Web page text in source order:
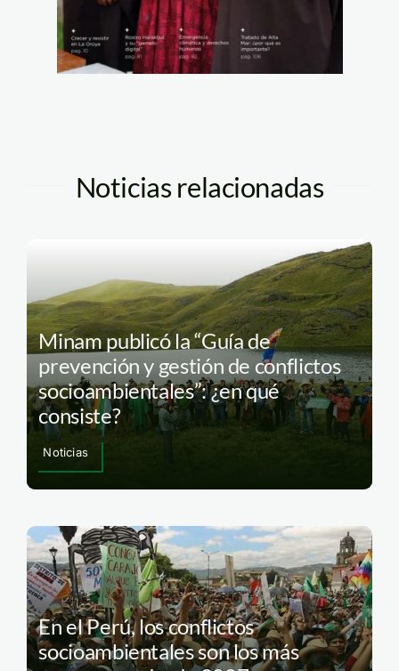
Noticias relacionadas
Minam publicó la “Guía de
prevención y gestión de conflictos
socioambientales”: ¿en qué
consiste?
Noticias
En el Perú, los conflictos
socioambientales son los más